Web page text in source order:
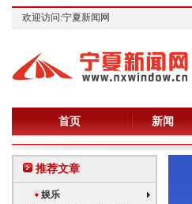
欢迎访问:宁夏新闻网
首页 新闻
推荐文章
娱乐